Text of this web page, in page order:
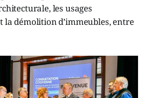
les usages
la démolition d’immeubles, entre